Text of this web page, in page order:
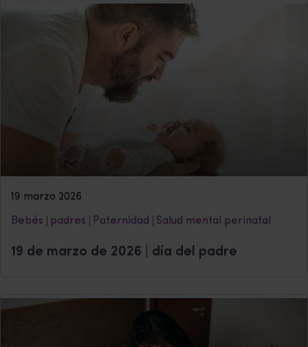
19 marzo 2026
Bebés padres Paternidad Salud mental perinatal
19 de marzo de 2026 | día del padre